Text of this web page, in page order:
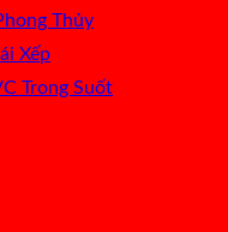
Thủy
Xếp
Trong Suốt